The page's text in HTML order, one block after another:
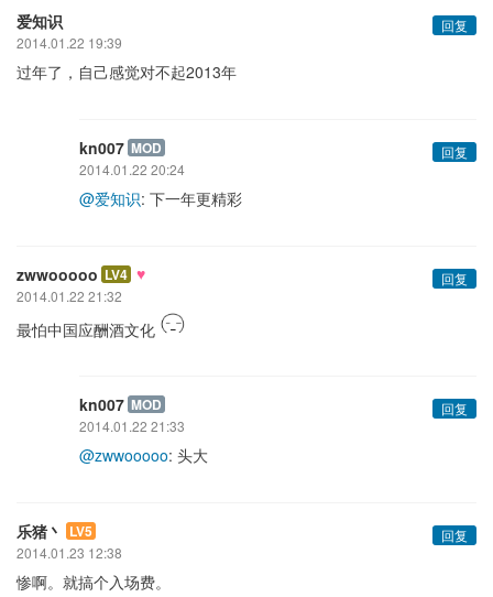
爱知识
回复
2014.01.22 19:39
过年了，自己感觉对不起2013年
kn007 MOD
回复
2014.01.22 20:24
@爱知识: 下一年更精彩
zwwooooo LV4 ♥
回复
2014.01.22 21:32
最怕中国应酬酒文化
kn007 MOD
回复
2014.01.22 21:33
@zwwooooo: 头大
乐猪丶 LV5
回复
2014.01.23 12:38
惨啊。就搞个入场费。